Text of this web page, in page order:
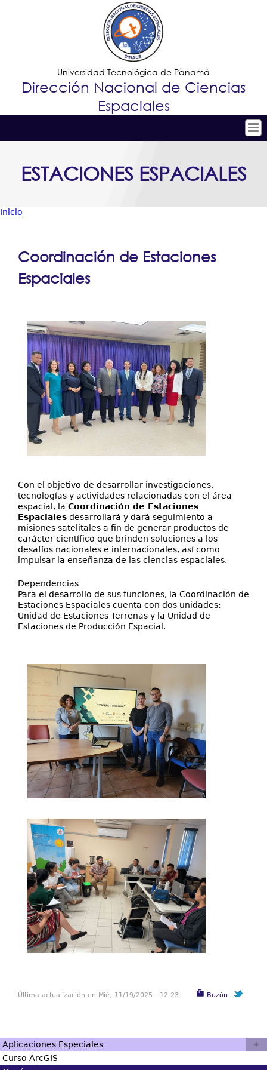
Jump to navigation
Universidad Tecnológica de Panamá
Dirección Nacional de Ciencias
Espaciales
Menu
Conoce DINACE
Estaciones Espaciales
ESTACIONES ESPACIALES
está
aquí
Inicio
Coordinación de Estaciones
Espaciales
Con el objetivo de desarrollar investigaciones,
tecnologías y actividades relacionadas con el área
espacial, la Coordinación de Estaciones
Espaciales desarrollará y dará seguimiento a
misiones satelitales a fin de generar productos de
carácter científico que brinden soluciones a los
desafíos nacionales e internacionales, así como
impulsar la enseñanza de las ciencias espaciales.
Dependencias
Para el desarrollo de sus funciones, la Coordinación de
Estaciones Espaciales cuenta con dos unidades:
Unidad de Estaciones Terrenas y la Unidad de
Estaciones de Producción Espacial.
Buzón
Última actualización en Mié, 11/19/2025 - 12:23
Descripción:
Aplicaciones Especiales
Curso ArcGIS